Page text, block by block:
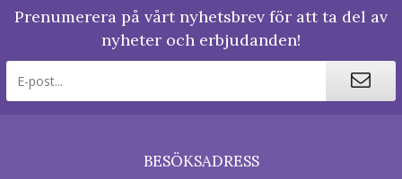
Prenumerera på vårt nyhetsbrev för att ta del av
nyheter och erbjudanden!
BESÖKSADRESS